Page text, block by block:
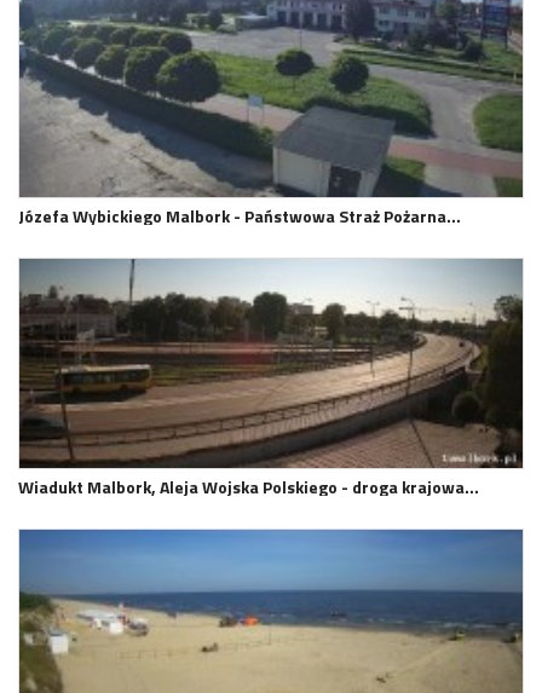
Józefa Wybickiego Malbork - Państwowa Straż Pożarna…
Wiadukt Malbork, Aleja Wojska Polskiego - droga krajowa…